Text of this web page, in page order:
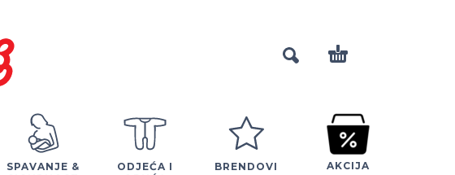
SPAVANJE &
ODJEĆA I
BRENDOVI AKCIJA